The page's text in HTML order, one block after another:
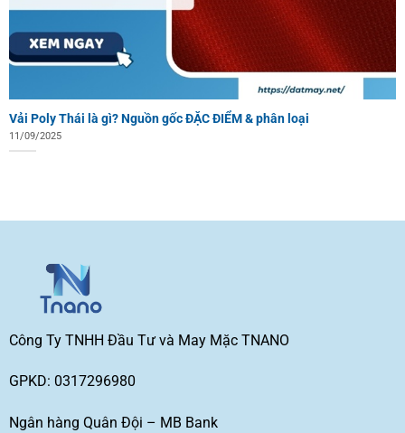
Vải Poly Thái là gì? Nguồn gốc ĐẶC ĐIỂM & phân loại
11/09/2025
Công Ty TNHH Đầu Tư và May Mặc TNANO
GPKD: 0317296980
Ngân hàng Quân Đội – MB Bank